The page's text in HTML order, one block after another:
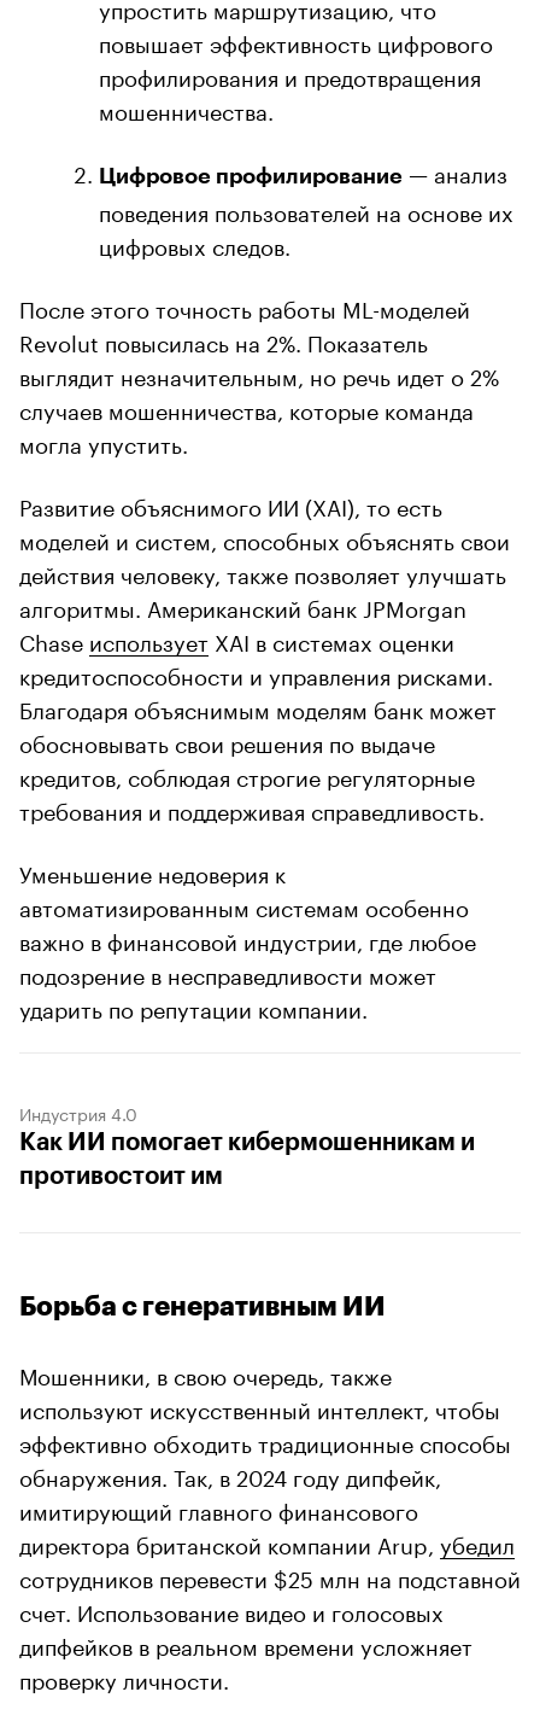
упростить маршрутизацию, что
повышает эффективность цифрового
профилирования и предотвращения
мошенничества.
Цифровое профилирование — анализ
поведения пользователей на основе их
цифровых следов.
После этого точность работы ML-моделей
Revolut повысилась на 2%. Показатель
выглядит незначительным, но речь идет о 2%
случаев мошенничества, которые команда
могла упустить.
Развитие объяснимого ИИ (XAI), то есть
моделей и систем, способных объяснять свои
действия человеку, также позволяет улучшать
алгоритмы. Американский банк JPMorgan
Chase использует XAI в системах оценки
кредитоспособности и управления рисками.
Благодаря объяснимым моделям банк может
обосновывать свои решения по выдаче
кредитов, соблюдая строгие регуляторные
требования и поддерживая справедливость.
Уменьшение недоверия к
автоматизированным системам особенно
важно в финансовой индустрии, где любое
подозрение в несправедливости может
ударить по репутации компании.
Индустрия 4.0
Как ИИ помогает кибермошенникам и
противостоит им
Борьба с генеративным ИИ
Мошенники, в свою очередь, также
используют искусственный интеллект, чтобы
эффективно обходить традиционные способы
обнаружения. Так, в 2024 году дипфейк,
имитирующий главного финансового
директора британской компании Arup, убедил
сотрудников перевести $25 млн на подставной
счет. Использование видео и голосовых
дипфейков в реальном времени усложняет
проверку личности.